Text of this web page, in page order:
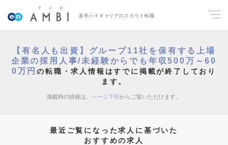
若手ハイキャリアのスカウト転職
【有名人も出資】グループ11社を保有する上場
企業の採用人事/未経験からでも年収500万～60
0万円の転職・求人情報はすでに掲載が終了しており
ます。
掲載時の情報は、 ページ下部からご覧いただけます。
最近ご覧になった求人に基づいた
おすすめの求人